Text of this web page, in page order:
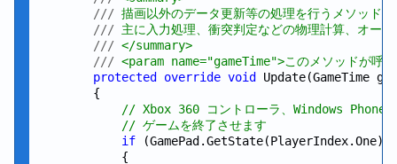
/// 描画以外のデータ更新等の処理を行うメソッド
/// 主に入力処理、衝突判定などの物理計算、オー
/// </summary>
/// <param name="gameTime">このメソッドが呼
protected
override void
Update(GameTime
        {
// Xbox 360 コントローラ、Windows Phone
// ゲームを終了させます
if
            {